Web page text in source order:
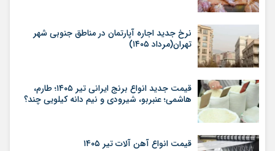
نرخ جدید اجاره آپارتمان در مناطق جنوبی شهر
تهران(مرداد ۱۴۰۵)
قیمت جدید انواع برنج ایرانی تیر ۱۴۰۵؛ طارم،
هاشمی؛ عنبربو، شیرودی و نیم دانه کیلویی چند؟
قیمت انواع آهن آلات تیر ۱۴۰۵